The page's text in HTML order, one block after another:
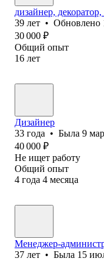
дизайнер,
39 лет • Обновлено
30 000 ₽
Общий опыт
16 лет
Дизайнер
33 года • Была 9
40 000 ₽
Не ищет работу
Общий опыт
4 года 4 месяца
Менеджер-
37 лет • Была 15